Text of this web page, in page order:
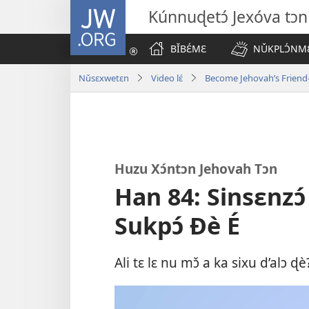
JW.ORG Kúnnuɖetɔ́ Jexóva
BǏBƐ́MƐ
Nǔsɛxwetɛn Video lɛ́ Become Jehovah’s
Huzu Xɔ́ntɔn Jehovah Tɔn
Han 84:
Sukpɔ́ Ðè É
Ali tɛ lɛ nu mɔ̌ a ka sixu d’alɔ